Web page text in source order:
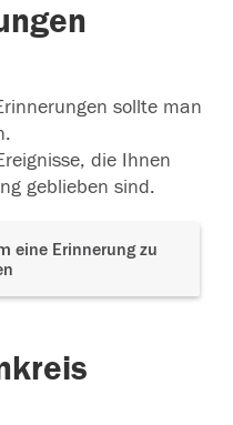
sollte man
die Ihnen
geblieben sind.
eine Erinnerung zu